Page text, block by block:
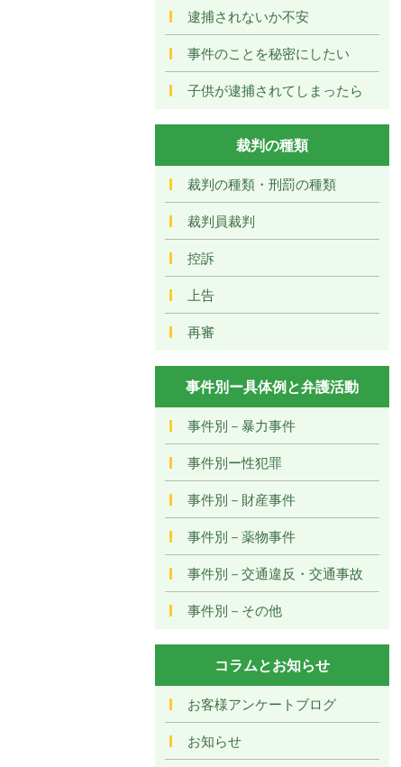
逮捕されないか不安
事件のことを秘密にしたい
子供が逮捕されてしまったら
裁判の種類
裁判の種類・刑罰の種類
裁判員裁判
控訴
上告
再審
事件別ー具体例と弁護活動
事件別－暴力事件
事件別ー性犯罪
事件別－財産事件
事件別－薬物事件
事件別－交通違反・交通事故
事件別－その他
コラムとお知らせ
お客様アンケートブログ
お知らせ